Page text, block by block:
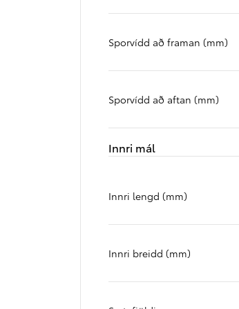
Sporvídd að framan (mm)
Sporvídd að aftan (mm)
Innri mál
Innri lengd (mm)
Innri breidd (mm)